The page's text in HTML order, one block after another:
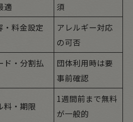
適
須
・料金設定
アレルギー対応
の可否
ド・分割払
団体利用時は要
事前確認
料・期限
1週間前まで無料
が一般的